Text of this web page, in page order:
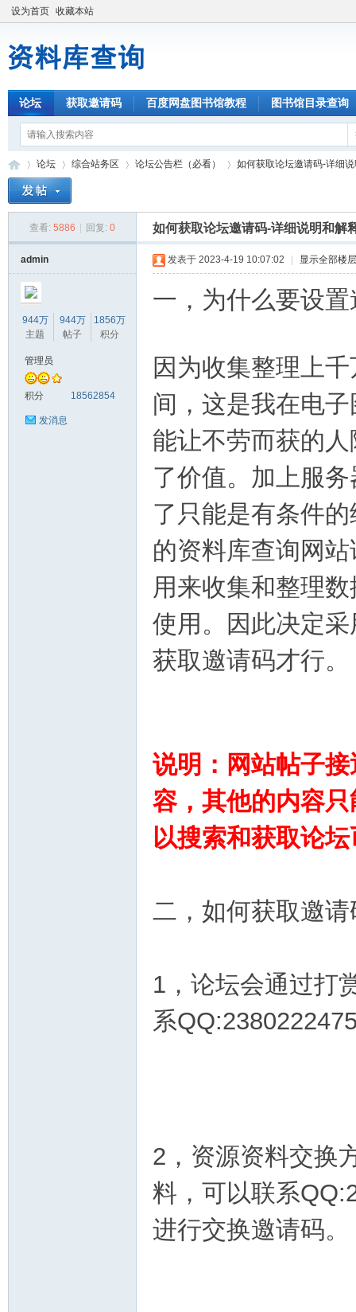
设为首页 收藏本站
论坛 获取邀请码 百度网盘图书馆教程 图书馆目录查询
论坛
›
综合站务区 论坛公告栏（必看）
›
如何获取论坛邀请码-详细
查看: 5886 回复: 0 如何获取论坛邀请码-详细说明和解
admin
944万
主题
944万
帖子
1856万
积分
管理员
积分 18562854
发消息
发表于 2023-4-19 10:07:02 显示全部楼层
一，为什么要设
因为收集整理上
间，这是我在电
能让不劳而获的
了价值。加上服
了只能是有条件
的资料库查询网
用来收集和整理
使用。因此决定
获取邀请码才行。
说明：网站帖子
容，其他的内容
以搜索和获取论坛
二，如何获取邀请
1，论坛会通过打
系
2，资源资料交换
料，可以联系
进行交换邀请码。